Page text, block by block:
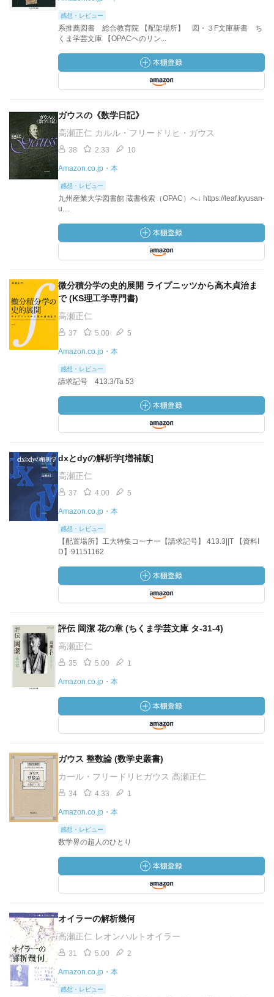
感想・レビュー
系推薦図書 総合教育院 【配架場所】 図・３F文庫新書 ち
くま学芸文庫 【OPACへのリン...
ガウスの《数学日記》
高瀬正仁 カルル・フリードリヒ・ガウス
38 2.33 10
Amazon.co.jp・本
感想・レビュー
九州産業大学図書館 蔵書検索（OPAC）へ↓ https://leaf.kyusan-
u....
微分積分学の史的展開 ライプニッツから高木貞治ま
で (KS理工学専門書)
高瀬正仁
37 5.00 5
Amazon.co.jp・本
感想・レビュー
請求記号 413.3/Ta 53
dxとdyの解析学[増補版]
高瀬正仁
37 4.00 5
Amazon.co.jp・本
感想・レビュー
【配置場所】工大特集コーナー【請求記号】 413.3||T 【資料I
D】91151162
評伝 岡潔 花の章 (ちくま学芸文庫 タ-31-4)
高瀬正仁
35 5.00 1
Amazon.co.jp・本
ガウス 整数論 (数学史叢書)
カール・フリードリヒガウス 高瀬正仁
34 4.33 1
Amazon.co.jp・本
感想・レビュー
数学界の超人のひとり
オイラーの解析幾何
高瀬正仁 レオンハルトオイラー
31 5.00 2
Amazon.co.jp・本
感想・レビュー